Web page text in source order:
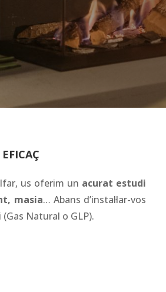
us oferim un acurat estudi
masia… Abans d’instal·lar-vos
Natural o GLP).